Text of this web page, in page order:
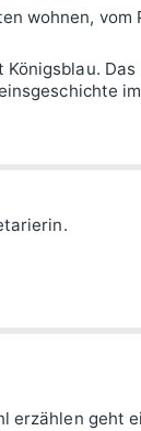
wohnen,
erzählen geht